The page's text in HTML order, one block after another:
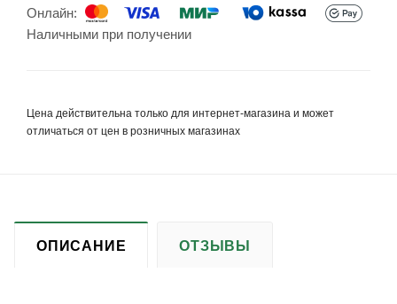
Онлайн:
Наличными при получении
Цена действительна только для интернет-магазина и может
отличаться от цен в розничных магазинах
ОПИСАНИЕ ОТЗЫВЫ